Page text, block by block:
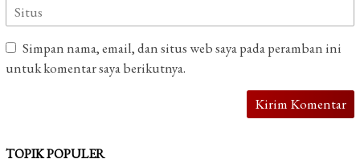
Simpan nama, email, dan situs web saya pada peramban ini
untuk komentar saya berikutnya.
TOPIK POPULER